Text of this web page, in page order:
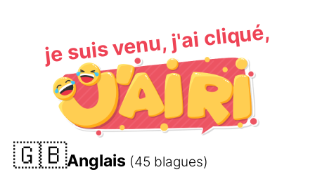
je suis venu, j'ai cliqué,
🇬🇧Anglais (45 blagues)